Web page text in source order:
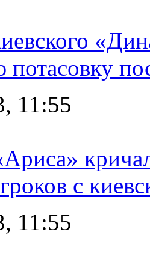
потасовку
11:55
с
11:55